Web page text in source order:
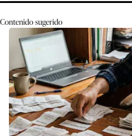
Contenido sugerido